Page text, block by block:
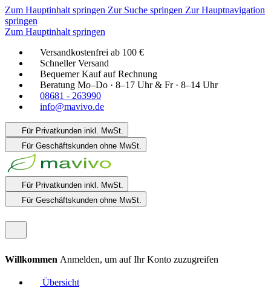
Zum Hauptinhalt springen Zur Suche springen Zur Hauptnavigation
springen
Zum Hauptinhalt springen
Versandkostenfrei ab 100 €
Schneller Versand
Bequemer Kauf auf Rechnung
Beratung Mo–Do · 8–17 Uhr & Fr · 8–14 Uhr
08681 - 263990
info@mavivo.de
Für Privatkunden inkl. MwSt.
Für Geschäftskunden ohne MwSt.
Für Privatkunden inkl. MwSt.
Für Geschäftskunden ohne MwSt.
Willkommen Anmelden, um auf Ihr Konto zuzugreifen
Übersicht